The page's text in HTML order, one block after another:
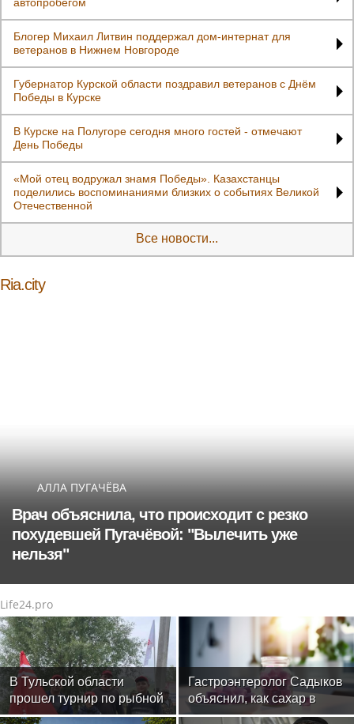
Блогер Михаил Литвин поддержал дом-интернат для
ветеранов в Нижнем Новгороде
Губернатор Курской области поздравил ветеранов с Днём
Победы в Курске
В Курске на Полугоре сегодня много гостей - отмечают
День Победы
«Мой отец водружал знамя Победы». Казахстанцы
поделились воспоминаниями близких о событиях Великой
Отечественной
Все новости...
Ria.city
АЛЛА ПУГАЧЁВА
Врач объяснила, что происходит с резко
похудевшей Пугачёвой: "Вылечить уже
нельзя"
Life24.pro
В Тульской области
прошел турнир по рыбной
ловле среди команд
Гастроэнтеролог Садыков
объяснил, как сахар в
рационе ускоряет